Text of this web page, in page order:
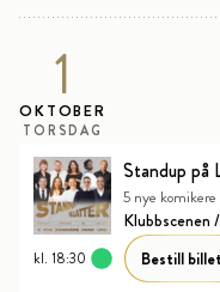
1
OKTOBER
TORSDAG
Standup på
5 nye komikere
Klubbscenen
kl. 18:30 Bestill